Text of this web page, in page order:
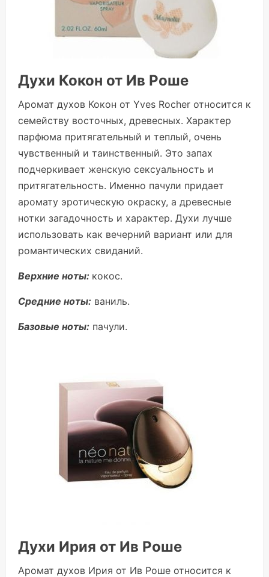
Духи Кокон от Ив Роше
Аромат духов Кокон от Yves Rocher относится к
семейству восточных, древесных. Характер
парфюма притягательный и теплый, очень
чувственный и таинственный. Это запах
подчеркивает женскую сексуальность и
притягательность. Именно пачули придает
аромату эротическую окраску, а древесные
нотки загадочность и характер. Духи лучше
использовать как вечерний вариант или для
романтических свиданий.
Верхние ноты: кокос.
Средние ноты: ваниль.
Базовые ноты: пачули.
Духи Ирия от Ив Роше
Аромат духов Ирия от Ив Роше относится к